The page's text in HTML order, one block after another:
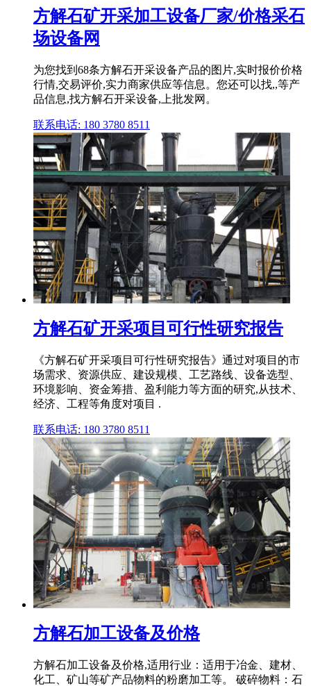
方解石矿开采加工设备厂家/价格采石
场设备网
为您找到68条方解石开采设备产品的图片,实时报价价格
行情,交易评价,实力商家供应等信息。您还可以找,,等产
品信息,找方解石开采设备,上批发网。
联系电话: 180 3780 8511
方解石矿开采项目可行性研究报告
《方解石矿开采项目可行性研究报告》通过对项目的市
场需求、资源供应、建设规模、工艺路线、设备选型、
环境影响、资金筹措、盈利能力等方面的研究,从技术、
经济、工程等角度对项目 .
联系电话: 180 3780 8511
方解石加工设备及价格
方解石加工设备及价格,适用行业：适用于冶金、建材、
化工、矿山等矿产品物料的粉磨加工等。 破碎物料：石